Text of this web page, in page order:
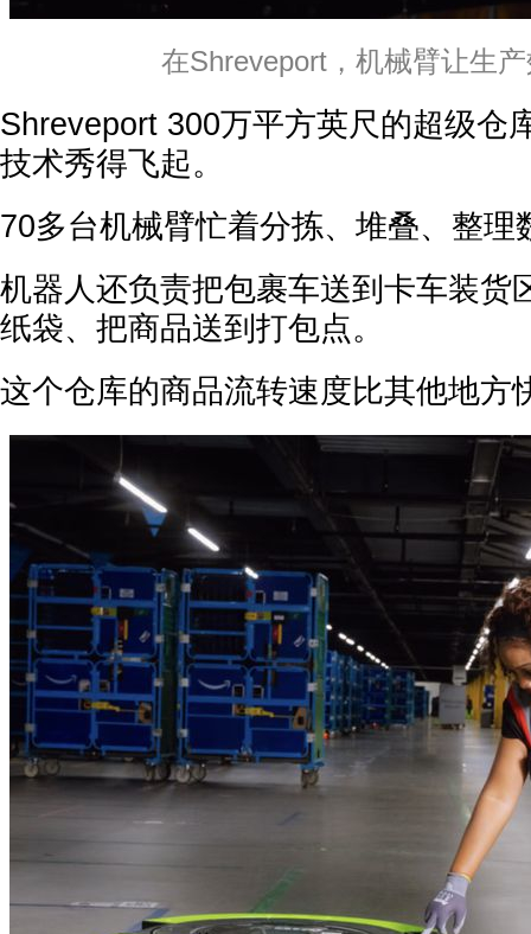
在Shreveport，机械臂让生
Shreveport 300万平方英尺的超级仓
技术秀得飞起。
70多台机械臂忙着分拣、堆叠、整理
机器人还负责把包裹车送到卡车装货
纸袋、把商品送到打包点。
这个仓库的商品流转速度比其他地方